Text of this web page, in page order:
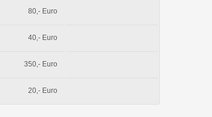
80,- Euro
40,- Euro
350,- Euro
20,- Euro